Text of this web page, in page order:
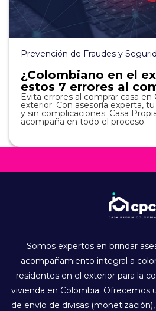
Prevención de Fraudes y
¿Colombiano en el
estos 7 errores al
Colombia
Evita errores al comprar casa en
exterior. Con asesoría experta,
y sin complicaciones. Casa
acompaña en todo el proceso.
Somos expertos en brindar
acompañamiento integral a
residentes en el exterior para la
vivienda en Colombia. Ofrecemos
de envío de divisas